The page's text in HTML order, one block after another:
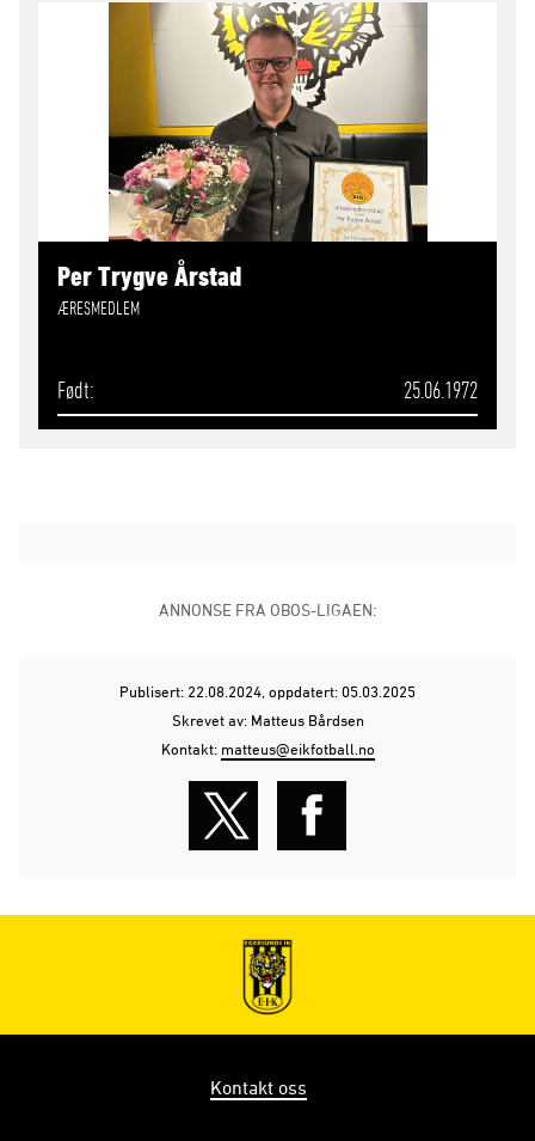
Per Trygve Årstad
ÆRESMEDLEM
Født 25.06.1972
ANNONSE FRA OBOS-LIGAEN:
Publisert: 22.08.2024 , oppdatert: 05.03.2025
Skrevet av: Matteus Bårdsen
Kontakt: matteus@eikfotball.no
Kontakt oss